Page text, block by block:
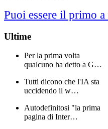
Puoi essere il primo
Ultime
Per la prima volta
qualcuno ha detto a G…
Tutti dicono che l'IA sta
uccidendo il w…
Autodefinitosi "la prima
pagina di Inter…